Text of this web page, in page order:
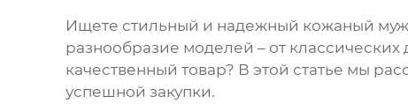
Ищете стильный и надежный кожаный
разнообразие моделей – от
качественный товар? В этой статье мы
успешной закупки.